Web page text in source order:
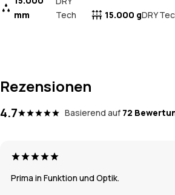
mm
Tech
15.000 gDRY
Rezensionen
4.7 Basierend auf 72
Prima in Funktion und Optik.